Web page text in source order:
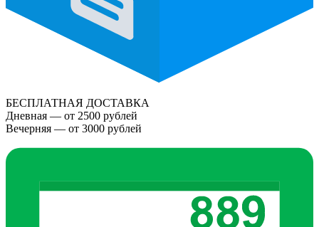
БЕСПЛАТНАЯ ДОСТАВКА
Дневная — от 2500 рублей
Вечерняя — от 3000 рублей